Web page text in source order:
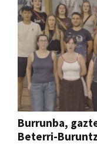
Burrunba,
Beterri-